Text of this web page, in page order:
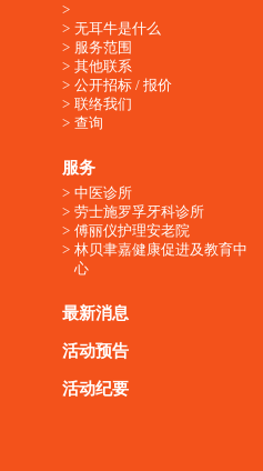
无耳牛是什么
服务范围
其他联系
公开招标 / 报价
联络我们
查询
服务
中医诊所
劳士施罗孚牙科诊所
傅丽仪护理安老院
林贝聿嘉健康促进及教育中
心
最新消息
活动预告
活动纪要